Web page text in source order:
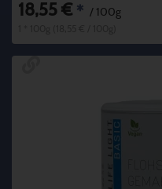
18,55 € * / 100g